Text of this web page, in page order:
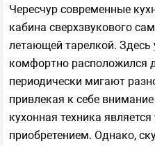
Чересчур современные
кабина сверхзвукового
летающей тарелкой. Здесь
комфортно расположился
периодически мигают
привлекая к себе
кухонная техника
приобретением. Однако,